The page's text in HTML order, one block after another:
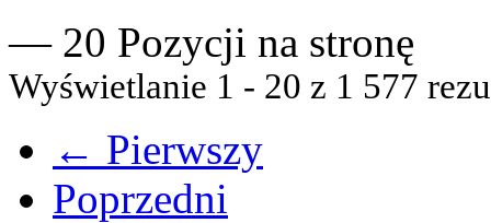
— 20 Pozycji na stronę
Wyświetlanie 1 - 20 z 1 577
← Pierwszy
Poprzedni